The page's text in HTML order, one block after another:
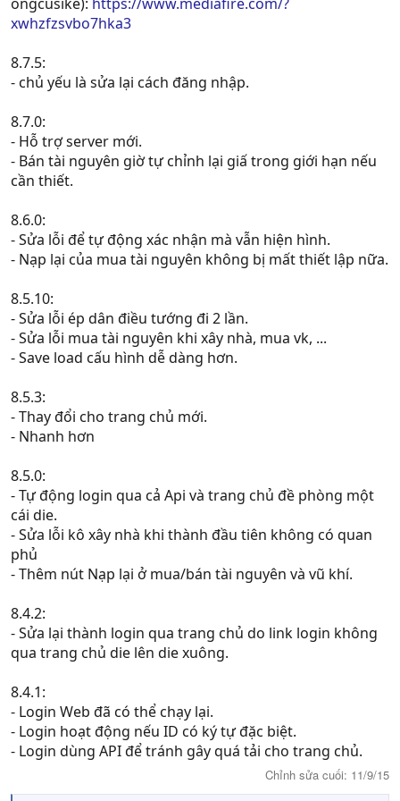
xwhzfzsvbo7hka3
8.7.5:
- chủ yếu là sửa lại cách đăng nhập.
8.7.0:
- Hỗ trợ server mới.
- Bán tài nguyên giờ tự chỉnh lại giấ trong giới hạn nếu
cần thiết.
8.6.0:
- Sửa lỗi để tự động xác nhận mà vẫn hiện hình.
- Nạp lại của mua tài nguyên không bị mất thiết lập nữa.
8.5.10:
- Sửa lỗi ép dân điều tướng đi 2 lần.
- Sửa lỗi mua tài nguyên khi xây nhà, mua vk, ...
- Save load cấu hình dễ dàng hơn.
8.5.3:
- Thay đổi cho trang chủ mới.
- Nhanh hơn
8.5.0:
- Tự động login qua cả Api và trang chủ đề phòng một
cái die.
- Sửa lỗi kô xây nhà khi thành đầu tiên không có quan
phủ
- Thêm nút Nạp lại ở mua/bán tài nguyên và vũ khí.
8.4.2:
- Sửa lại thành login qua trang chủ do link login không
qua trang chủ die lên die xuông.
8.4.1:
- Login Web đã có thể chạy lại.
- Login hoạt động nếu ID có ký tự đặc biệt.
- Login dùng API để tránh gây quá tải cho trang chủ.
Chỉnh sửa cuối: 11/9/15